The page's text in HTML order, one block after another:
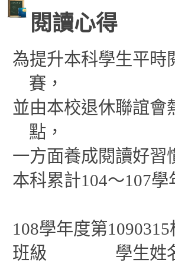
閱讀心得
為提升本科學生平時
賽 ，
並由本校退休聯誼會
點 ，
一方面養成閱讀好習
本科累計104～107學
108學年度第
班級 學生